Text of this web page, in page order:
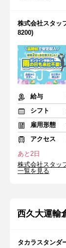
株式会社スタッ
8200)
給与
シフト
雇用形態
アクセス
あと2日
株式会社スタッ
一覧を見る
西久大運輸
タカラスタンダ